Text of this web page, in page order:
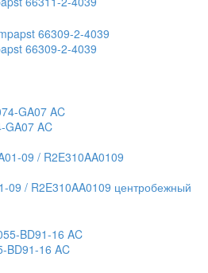
66309-2-4039
GA07 AC
09 / R2E310AA0109 центробежный
BD91-16 AC